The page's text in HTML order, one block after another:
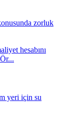
zorluk
hesabını
yeri için su